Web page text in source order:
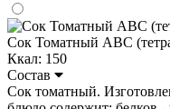
Сок Томатный ABC
Ккал: 150
Состав
Сок томатный.